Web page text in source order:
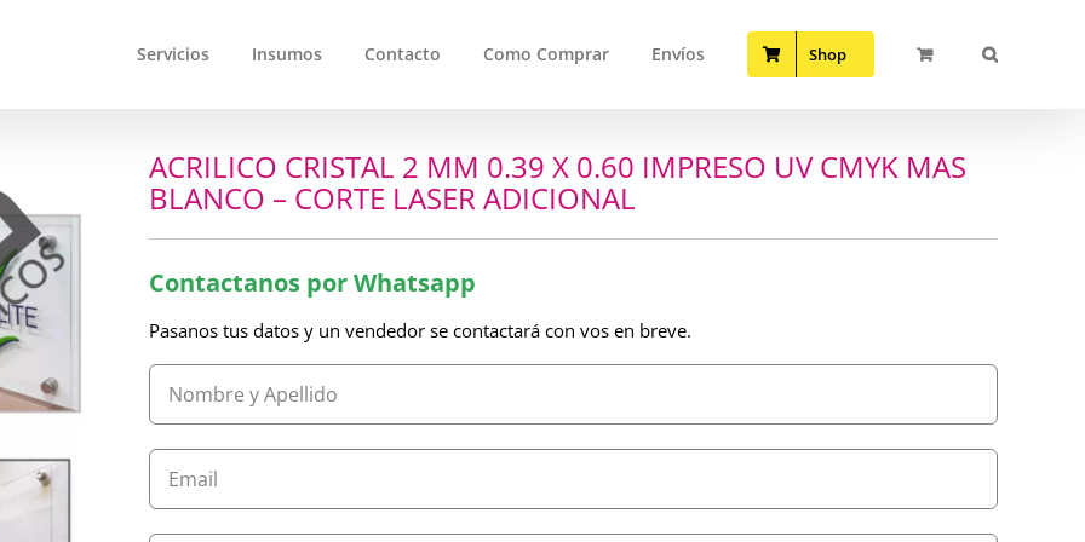
Servicios Insumos Contacto Como Comprar Envíos Shop
ACRILICO CRISTAL 2 MM 0.39 X 0.60 IMPRESO UV CMYK MAS
BLANCO – CORTE LASER ADICIONAL
Contactanos por Whatsapp
Pasanos tus datos y un vendedor se contactará con vos en breve.